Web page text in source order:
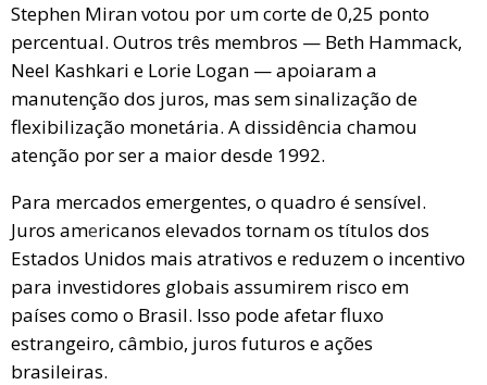
Stephen Miran votou por um corte de 0,25 ponto
percentual. Outros três membros — Beth Hammack,
Neel Kashkari e Lorie Logan — apoiaram a
manutenção dos juros, mas sem sinalização de
flexibilização monetária. A dissidência chamou
atenção por ser a maior desde 1992.
Para mercados emergentes, o quadro é sensível.
Juros americanos elevados tornam os títulos dos
Estados Unidos mais atrativos e reduzem o incentivo
para investidores globais assumirem risco em
países como o Brasil. Isso pode afetar fluxo
estrangeiro, câmbio, juros futuros e ações
brasileiras.